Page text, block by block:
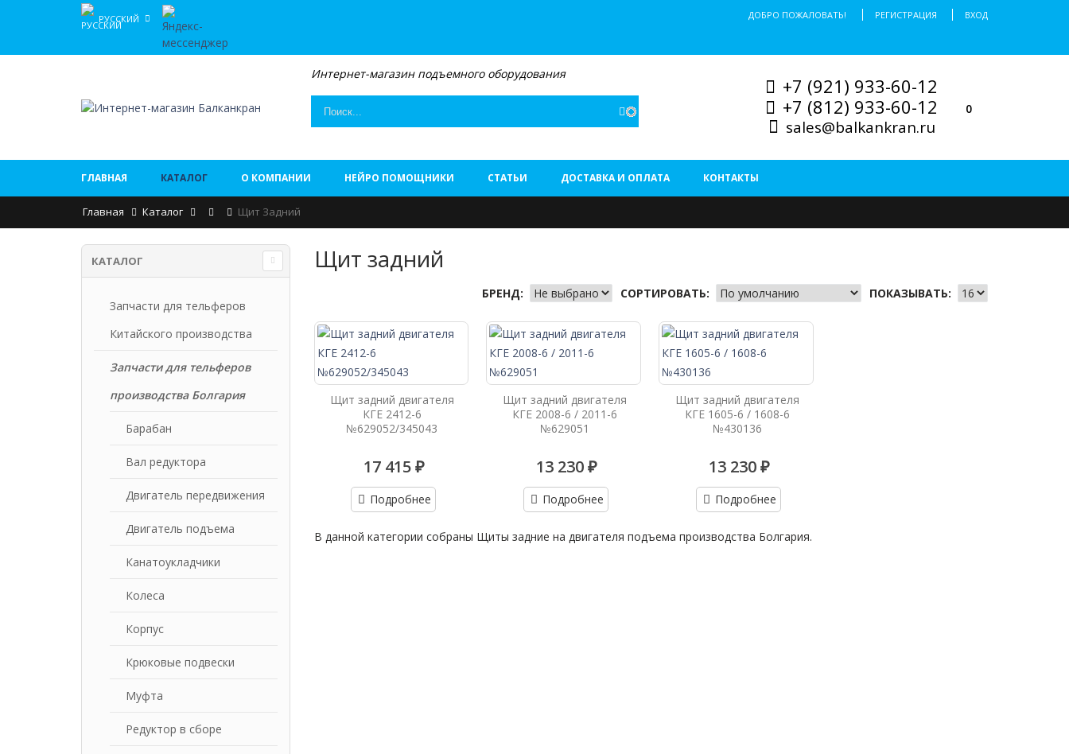
РУССКИЙ РЕГИСТРАЦИЯ ВХОД
ДОБРО ПОЖАЛОВАТЬ!
+7 (921) 933-60-12
+7 (812) 933-60-12
sales@balkankran.ru
0
Интернет-магазин подъемного оборудования
ГЛАВНАЯ КАТАЛОГ О КОМПАНИИ НЕЙРО ПОМОЩНИКИ СТАТЬИ ДОСТАВКА И ОПЛАТА КОНТАКТЫ
Главная Каталог Щит Задний
КАТАЛОГ
Запчасти для тельферов
Китайского производства
Запчасти для тельферов
производства Болгария
Барабан
Вал редуктора
Двигатель передвижения
Двигатель подъема
Канатоукладчики
Колеса
Корпус
Крюковые подвески
Муфта
Редуктор в сборе
Щит задний
ПОКАЗЫВАТЬ:
СОРТИРОВАТЬ:
БРЕНД:
Щит задний двигателя
КГЕ 2412-6
№629052/345043
17 415 ₽
Подробнее
Щит задний двигателя
КГЕ 2008-6 / 2011-6
№629051
13 230 ₽
Подробнее
Щит задний двигателя
КГЕ 1605-6 / 1608-6
№430136
13 230 ₽
Подробнее
В данной категории собраны Щиты задние на двигателя подъема производства Болгария.